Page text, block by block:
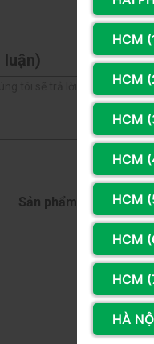
giớ cực đẹp Bo viền
luận)
Sản phẩm cùng hãng
HCM
HCM
HCM
HCM
HCM
HCM
HCM
HÀ